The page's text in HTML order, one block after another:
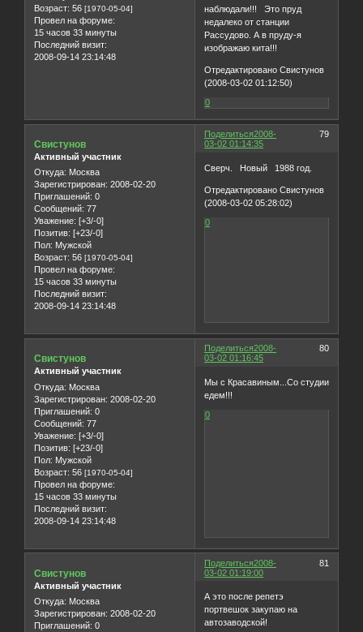
Возраст: 56 [1970-05-04]
Провел на форуме:
15 часов 33 минуты
Последний визит:
2008-09-14 23:14:48
наблюдали!!! Это пруд
недалеко от станции
Рассудово. А в пруду-я
изображаю кита!!!
Отредактировано Свистунов
(2008-03-02 01:12:50)
0
Поделиться 79
2008-
03-02 01:14:35
Свистунов
Активный участник
Откуда: Москва
Зарегистрирован: 2008-02-20
Приглашений: 0
Сообщений: 77
Уважение: [+3/-0]
Позитив: [+23/-0]
Пол: Мужской
Возраст: 56 [1970-05-04]
Провел на форуме:
15 часов 33 минуты
Последний визит:
2008-09-14 23:14:48
Сверч. Новый 1988 год.
Отредактировано Свистунов
(2008-03-02 05:28:02)
0
Поделиться 80
2008-
03-02 01:16:45
Свистунов
Активный участник
Откуда: Москва
Зарегистрирован: 2008-02-20
Приглашений: 0
Сообщений: 77
Уважение: [+3/-0]
Позитив: [+23/-0]
Пол: Мужской
Возраст: 56 [1970-05-04]
Провел на форуме:
15 часов 33 минуты
Последний визит:
2008-09-14 23:14:48
Мы с Красавиным...Со студии
едем!!!
0
Поделиться 81
2008-
03-02 01:19:00
Свистунов
Активный участник
Откуда: Москва
Зарегистрирован: 2008-02-20
Приглашений: 0
А это после репетэ
портвешок закупаю на
автозаводской!